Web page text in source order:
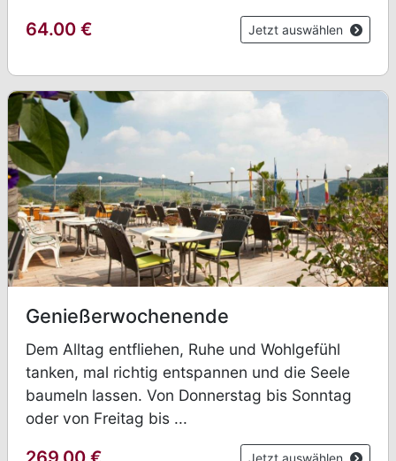
64.00 € Jetzt auswählen
Genießerwochenende
Dem Alltag entfliehen, Ruhe und Wohlgefühl
tanken, mal richtig entspannen und die Seele
baumeln lassen. Von Donnerstag bis Sonntag
oder von Freitag bis ...
Jetzt auswählen